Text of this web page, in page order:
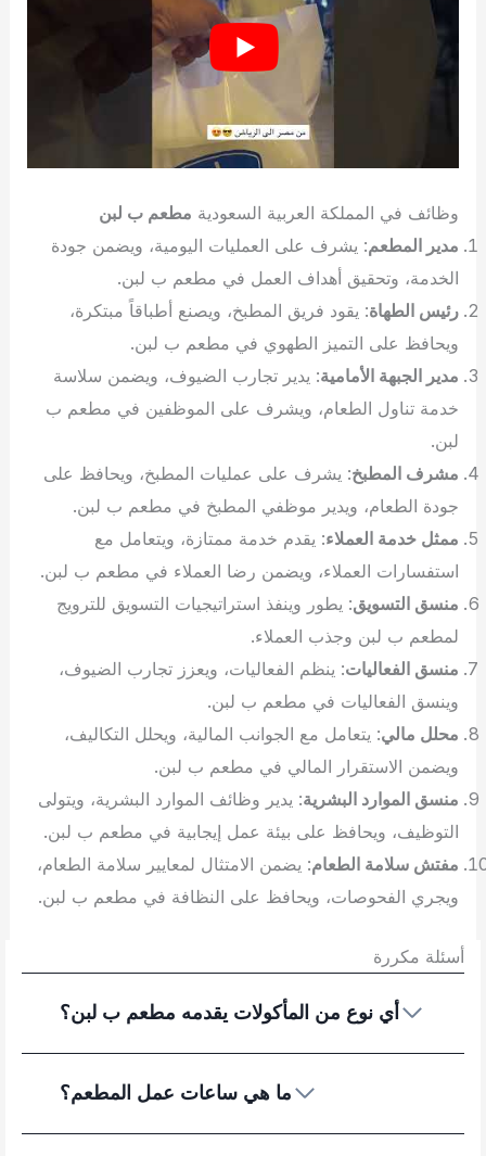
وظائف في المملكة العربية السعودية مطعمب لبن
مدير المطعم: يشرف على العمليات اليومية، ويضمن جودة
الخدمة، وتحقيق أهداف العمل في مطعم ب لبن.
رئيس الطهاة: يقود فريق المطبخ، ويصنع أطباقاً مبتكرة،
ويحافظ على التميز الطهوي في مطعم ب لبن.
مدير الجبهة الأمامية: يدير تجارب الضيوف، ويضمن سلاسة
خدمة تناول الطعام، ويشرف على الموظفين في مطعم ب
لبن.
مشرف المطبخ: يشرف على عمليات المطبخ، ويحافظ على
جودة الطعام، ويدير موظفي المطبخ في مطعم ب لبن.
ممثل خدمة العملاء: يقدم خدمة ممتازة، ويتعامل مع
استفسارات العملاء، ويضمن رضا العملاء في مطعم ب لبن.
منسق التسويق: يطور وينفذ استراتيجيات التسويق للترويج
لمطعم ب لبن وجذب العملاء.
منسق الفعاليات: ينظم الفعاليات، ويعزز تجارب الضيوف،
وينسق الفعاليات في مطعم ب لبن.
محلل مالي: يتعامل مع الجوانب المالية، ويحلل التكاليف،
ويضمن الاستقرار المالي في مطعم ب لبن.
منسق الموارد البشرية: يدير وظائف الموارد البشرية، ويتولى
التوظيف، ويحافظ على بيئة عمل إيجابية في مطعم ب لبن.
مفتش سلامة الطعام: يضمن الامتثال لمعايير سلامة الطعام،
ويجري الفحوصات، ويحافظ على النظافة في مطعم ب لبن.
أسئلة مكررة
أي نوع من المأكولات يقدمه مطعم ب لبن؟
ما هي ساعات عمل المطعم؟